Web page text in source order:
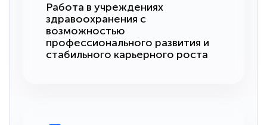
Работа в учреждениях
здравоохранения с
возможностью
профессионального развития и
стабильного карьерного роста